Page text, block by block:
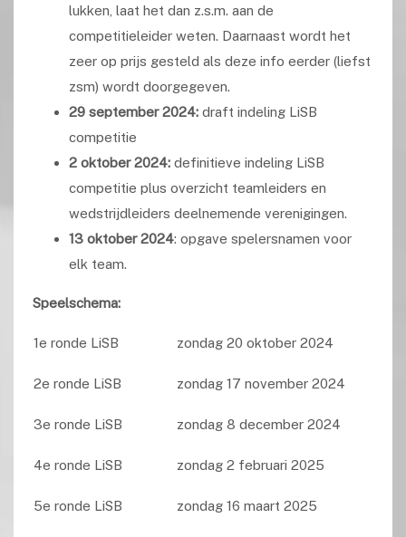
lukken, laat het dan z.s.m. aan de
competitieleider weten. Daarnaast wordt het
zeer op prijs gesteld als deze info eerder (liefst
zsm) wordt doorgegeven.
29 september 2024:draft indeling LiSB
competitie
2 oktober 2024:definitieve indeling LiSB
competitie plus overzicht teamleiders en
wedstrijdleiders deelnemende verenigingen.
13 oktober 2024:opgave spelersnamen voor
elk team.
Speelschema:
1e ronde LiSB zondag 20 oktober 2024
2e ronde LiSB zondag 17 november 2024
3e ronde LiSB zondag 8 december 2024
4e ronde LiSB zondag 2 februari 2025
5e ronde LiSB zondag 16 maart 2025